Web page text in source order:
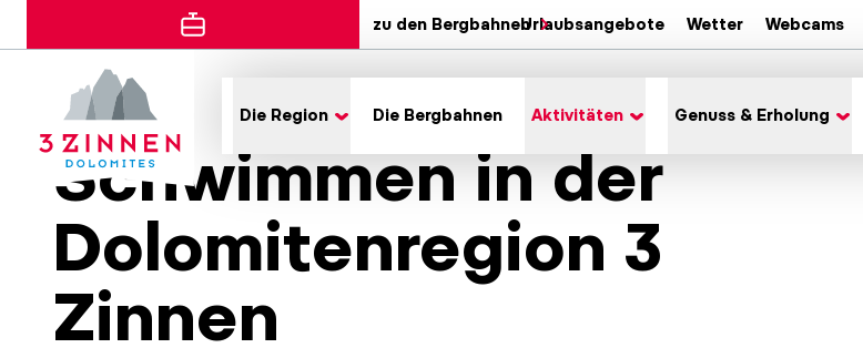
zu den BergbahnenUrlaubsangebote Wetter Webcams
Die Region Die Bergbahnen Aktivitäten Genuss & Erholung
Schwimmen in der
Dolomitenregion 3
Zinnen